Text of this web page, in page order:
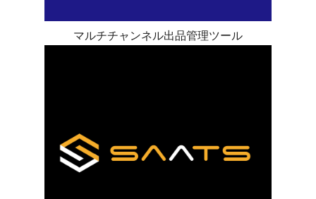
マルチチャンネル出品管理ツール